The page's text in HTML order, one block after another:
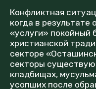
Конфликтная
когда в результате
«услуги» покойный
христианской
секторе
секторы
кладбищах,
усопших после